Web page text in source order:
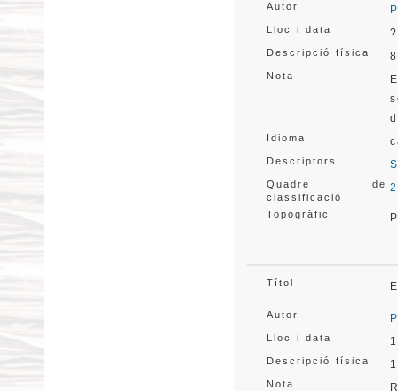
Autor
Lloc i data
Descripció física
Nota
Idioma
Descriptors
Quadre de
classificació
Topogràfic
Títol
Autor
Lloc i data
Descripció física
Nota